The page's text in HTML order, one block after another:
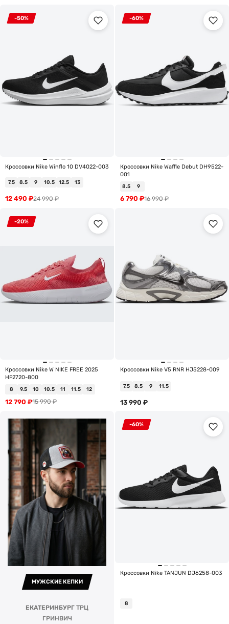
-50%
Кроссовки Nike Winflo 10 DV4022-003
7.5 8.5 9 10.5 12.5 13
24 990₽
12 490 ₽
-60%
Кроссовки Nike Waffle Debut DH9522-
001
8.5 9
16 990₽
6 790 ₽
-20%
Кроссовки Nike W NIKE FREE 2025
HF2720-800
8 9.5 10 10.5 11 11.5 12
15 990₽
12 790 ₽
Кроссовки Nike V5 RNR HJ5228-009
7.5 8.5 9 11.5
13 990 ₽
МУЖСКИЕ КЕПКИ
ЕКАТЕРИНБУРГ ТРЦ
ГРИНВИЧ
-60%
Кроссовки Nike TANJUN DJ6258-003
8